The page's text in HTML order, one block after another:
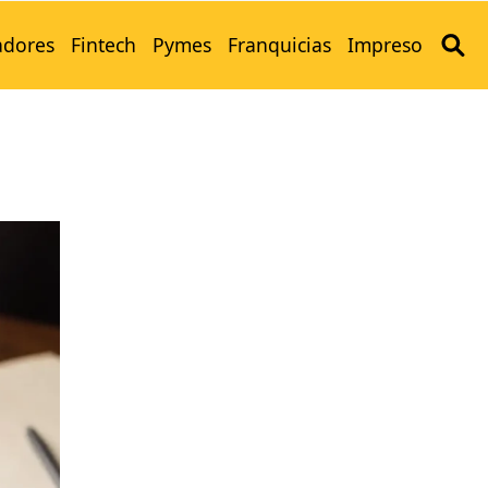
Fintech Pymes Franquicias Impreso